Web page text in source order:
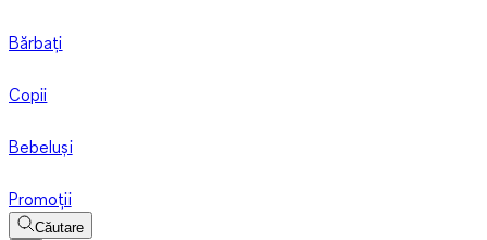
Bărbați
Copii
Bebeluși
Promoții
Căutare